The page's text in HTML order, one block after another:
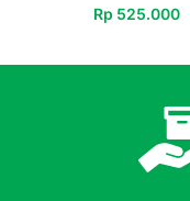
Rp 525.000